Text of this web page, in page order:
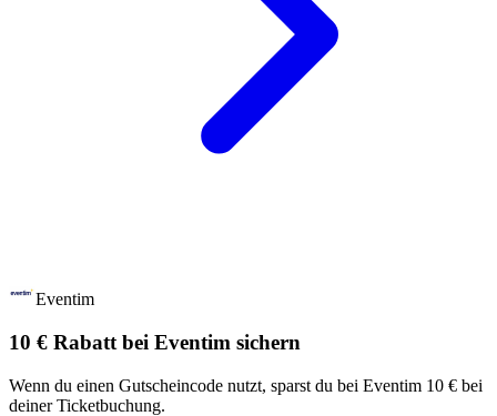
Eventim
10 € Rabatt bei Eventim sichern
Wenn du einen Gutscheincode nutzt, sparst du bei Eventim 10 € bei
deiner Ticketbuchung.